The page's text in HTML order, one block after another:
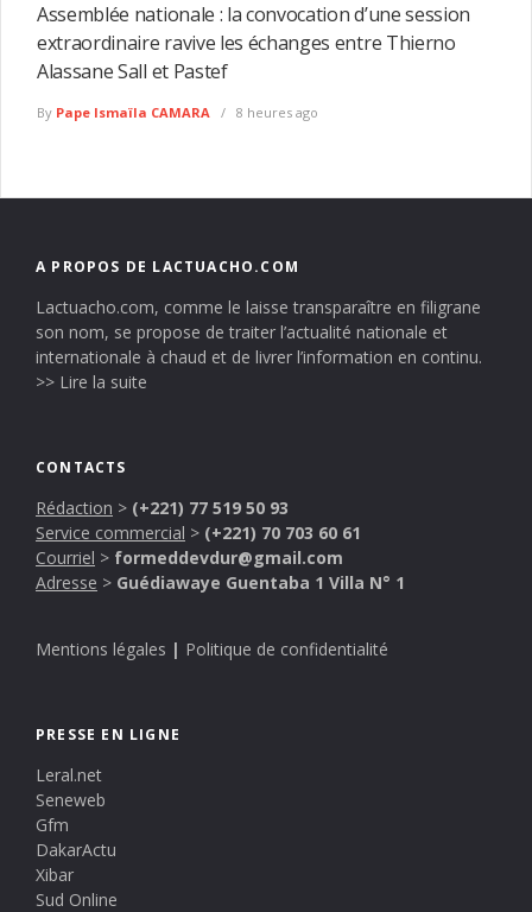
Assemblée nationale : la convocation d’une session
extraordinaire ravive les échanges entre Thierno
Alassane Sall et Pastef
By Pape Ismaïla CAMARA 8 heures ago
A PROPOS DE LACTUACHO.COM
Lactuacho.com, comme le laisse transparaître en filigrane
son nom, se propose de traiter l’actualité nationale et
internationale à chaud et de livrer l’information en continu.
>> Lire la suite
CONTACTS
Rédaction > (+221) 77 519 50 93
Service commercial > (+221) 70 703 60 61
Courriel > formeddevdur@gmail.com
Adresse > Guédiawaye Guentaba 1 Villa N° 1
Mentions légales | Politique de confidentialité
PRESSE EN LIGNE
Leral.net
Seneweb
Gfm
DakarActu
Xibar
Sud Online